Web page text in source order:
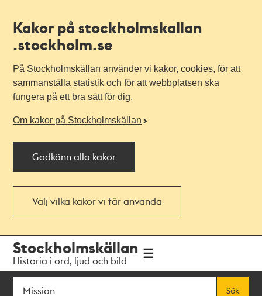
Kakor på stockholmskallan
.stockholm.se
På Stockholmskällan använder vi kakor, cookies, för att
sammanställa statistik och för att webbplatsen ska
fungera på ett bra sätt för dig.
Om kakor på Stockholmskällan
Godkänn alla kakor
Välj vilka kakor vi får använda
navigationen
huvudinnehållet
Stockholmskällan
Historia i ord, ljud och bild
Sök
Sök